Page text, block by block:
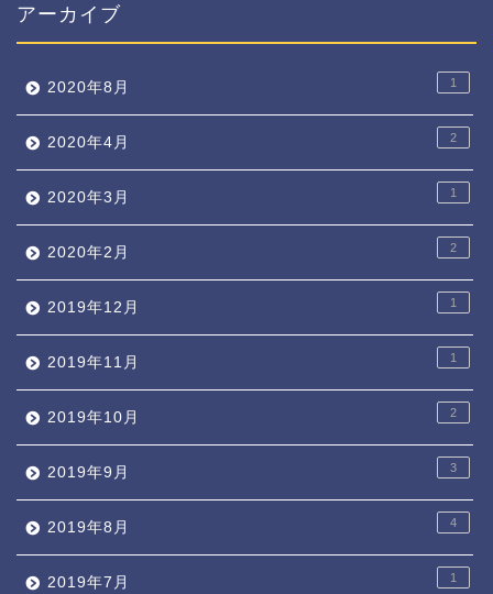
アーカイブ
2020年8月 1
2020年4月 2
2020年3月 1
2020年2月 2
2019年12月 1
2019年11月 1
2019年10月 2
2019年9月 3
2019年8月 4
2019年7月 1